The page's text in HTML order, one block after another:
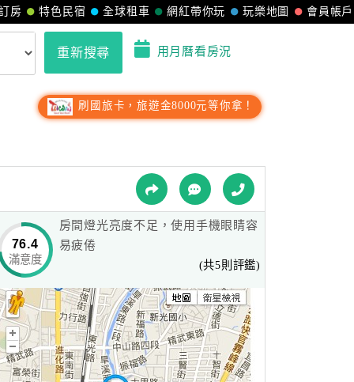
會員帳戶
玩樂地圖
網紅帶你玩
全球租車
特色民宿
房
重新搜尋 用月曆看房況
刷國旅卡，旅遊金8000元等你拿！
76.4
滿意度
房間燈光亮度不足，使用手機眼睛容
易疲倦
(共5則評鑑)